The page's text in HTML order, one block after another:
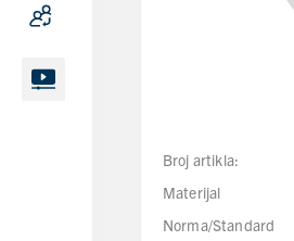
Broj artikla:
Materijal
Norma/Standard